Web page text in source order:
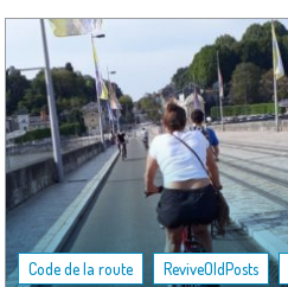
Code de la route ReviveOldPosts ,